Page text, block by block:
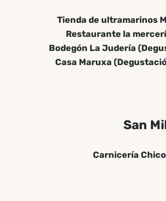
Tienda de ultramarinos
Restaurante la
Bodegón La Judería
Casa Maruxa
San
Carnicería